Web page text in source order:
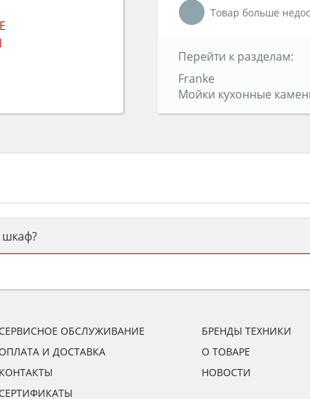
Товар больше
Перейти к разделам:
Franke
Мойки кухонные
шкаф?
ниже A и нужные функции (конвекция, гриль,
ОБСЛУЖИВАНИЕ
И ДОСТАВКА
КОНТАКТЫ
БРЕНДЫ ТЕХНИКИ
О ТОВАРЕ
НОВОСТИ